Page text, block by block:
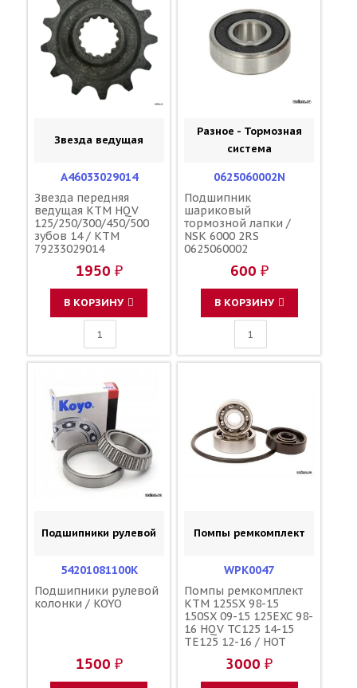
Звезда ведущая
A46033029014
Звезда передняя
ведущая KTM HQV
125/250/300/450/500
зубов 14 / KTM
79233029014
1950 ₽
В КОРЗИНУ
Разное - Тормозная
система
0625060002N
Подшипник
шариковый
тормозной лапки /
NSK 6000 2RS
0625060002
600 ₽
В КОРЗИНУ
Подшипники рулевой
54201081100K
Подшипники рулевой
колонки / KOYO
1500 ₽
Помпы ремкомплект
WPK0047
Помпы ремкомплект
KTM 125SX 98-15
150SX 09-15 125EXC 98-
16 HQV TC125 14-15
TE125 12-16 / HOT
3000 ₽